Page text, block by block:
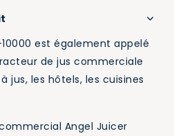
est également appelé
de jus commerciale
jus, les hôtels, les cuisines
Angel Juicer